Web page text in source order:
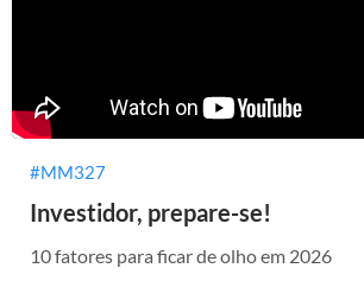
#MM327
Investidor, prepare-se!
10 fatores para ficar de olho em 2026